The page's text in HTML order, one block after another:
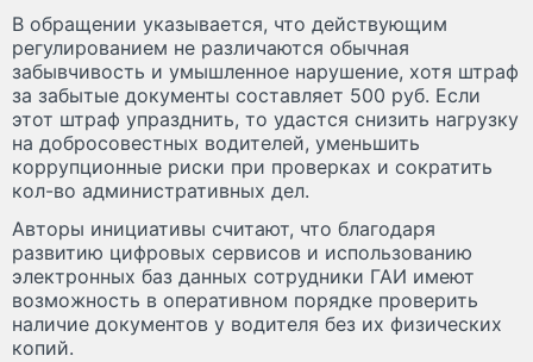
В обращении указывается, что действующим
регулированием не различаются обычная
забывчивость и умышленное нарушение, хотя штраф
за забытые документы составляет 500 руб. Если
этот штраф упразднить, то удастся снизить нагрузку
на добросовестных водителей, уменьшить
коррупционные риски при проверках и сократить
кол-во административных дел.
Авторы инициативы считают, что благодаря
развитию цифровых сервисов и использованию
электронных баз данных сотрудники ГАИ имеют
возможность в оперативном порядке проверить
наличие документов у водителя без их физических
копий.